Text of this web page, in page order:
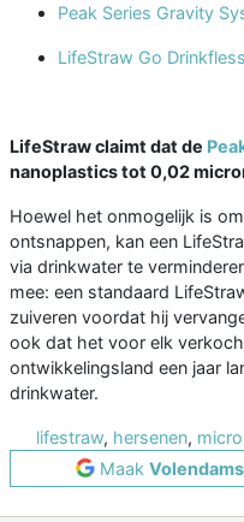
Peak Series Gravity
LifeStraw Go
LifeStraw claimt dat de
nanoplastics tot 0,02
Hoewel het onmogelijk is
ontsnappen, kan een
via drinkwater te
mee: een standaard
zuiveren voordat hij
ook dat het voor elk
ontwikkelingsland een jaar
drinkwater.
lifestraw, hersenen,
Maak